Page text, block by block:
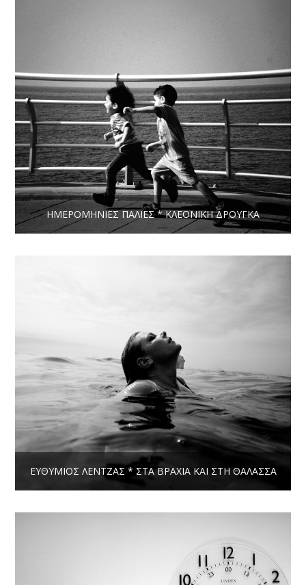
ΗΜΕΡΟΜΗΝΊΕΣ ΠΑΛΙΈΣ * ΚΛΕΟΝΊΚΗ ΔΡΟΎΓΚΑ
ΕΥΘΎΜΙΟΣ ΛΈΝΤΖΑΣ * ΣΤΑ ΒΡΑΧΙΑ ΚΑΙ ΣΤΗ ΘΑΛΑΣΣΑ